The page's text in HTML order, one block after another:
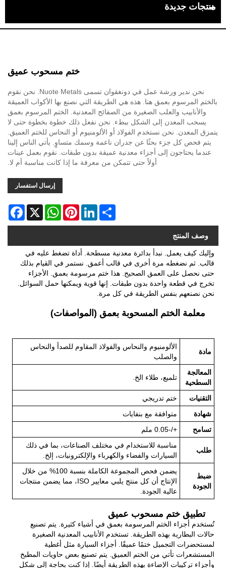
منتجات جديدة
ختم مسحوب عميق
نحن ندير ورشة عمل في دونغقوان تسمى Nuote Metals. نحن نقوم
بالختم المرسوم بعمق هنا. هذه هي الطريقة التي نصنع بها الأكواب العميقة
والأنابيب والعلب الصغيرة من الصفائح المعدنية. الختم المرسوم بعمق
يسحب المعدن إلى الشكل ببطء. نحن نفعل ذلك خطوة بخطوة حتى لا
يتمزق المعدن. نحن نستخدم الفولاذ أو الألومنيوم أو النحاس للختم العميق.
يتم فحص كل جزء بحثًا عن جدران ناعمة وسمك متساوٍ. يأتي الناس إلينا
عندما يحتاجون إلى أجزاء معدنية عميقة بدون طبقات. نقوم بعمل عينات
أولاً حتى تتمكن من معرفة ما إذا كانت مناسبة أم لا.
إرسال استفسار
X
WhatsAppPinterestLinkedInShare
وصف المنتج
وإليك كيف يعمل. نبدأ بدائرة معدنية مسطحة. أداة تضغط عليه في
قالب. ثم نضغطه مرة أخرى في قالب أعمق. نستمر في القيام بذلك
حتى نحصل على العمق الصحيح. هذا ختم مرسومة بعمق. الأجزاء
تخرج في قطعة واحدة بدون طبقات. إنها قوية ويمكنها حمل السوائل.
نحن نصنعهم بنفس الطريقة في كل مرة.
معلمة الختم المسحوبة بعمق (المواصفات)
مادة
الألومنيوم والنحاس والفولاذ المقاوم للصدأ والنحاس
والصلب
المعالجة
السطحية
تلميع، طلاء الخ.
التقنيات
ختم تدريجي
شهادة
متوافقة مع بنفايات
تسامح
+/-0.05 ملم
طلب
مناسبة للاستخدام في مختلف الصناعات، بما في ذلك
السيارات والفضاء والكهرباء والإلكترونيات، إلخ.
ضبط
الجودة
يضمن فحص المجموعة الكاملة بنسبة 100% من خلال
الإنتاج أن كل منتج يلبي معايير ISO، مما يضمن منتجات
عالية الجودة.
تطبيق ختم مسحوب عميق
تُستخدم أجزاء الختم المرسومة بعمق في أشياء كثيرة. يتم تصنيع
حالات البطارية بهذه الطريقة. تستخدم الأنابيب المعدنية الصغيرة
لمستحضرات التجميل ختمًا عميقًا. أجزاء السيارة مثل أغطية
المستشعرات تأتي من الختم العميق. يتم تصنيع بعض حاويات المطبخ
وأجزاء تركيبات الإضاءة بهذه الطريقة أيضًا. إذا كنت بحاجة إلى شكل